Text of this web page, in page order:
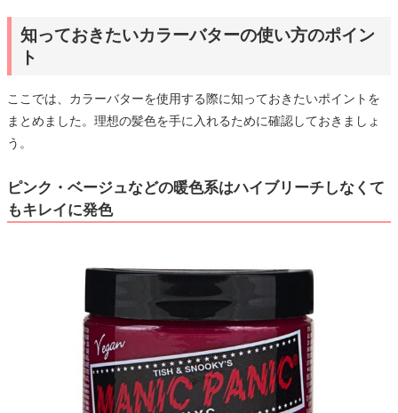
知っておきたいカラーバターの使い方のポイン
ト
ここでは、カラーバターを使用する際に知っておきたいポイントを
まとめました。理想の髪色を手に入れるために確認しておきましょ
う。
ピンク・ベージュなどの暖色系はハイブリーチしなくて
もキレイに発色